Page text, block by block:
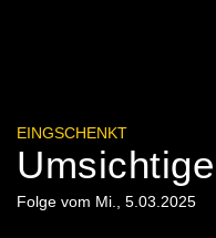
EINGSCHENKT
Folge vom Mi., 5.03.2025